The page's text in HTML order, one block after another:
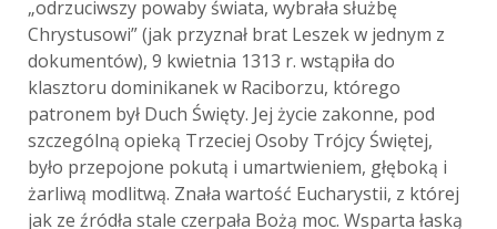
„odrzuciwszy powaby świata, wybrała służbę
Chrystusowi” (jak przyznał brat Leszek w jednym z
dokumentów), 9 kwietnia 1313 r. wstąpiła do
klasztoru dominikanek w Raciborzu, którego
patronem był Duch Święty. Jej życie zakonne, pod
szczególną opieką Trzeciej Osoby Trójcy Świętej,
było przepojone pokutą i umartwieniem, głęboką i
żarliwą modlitwą. Znała wartość Eucharystii, z której
jak ze źródła stale czerpała Bożą moc. Wsparta łaską